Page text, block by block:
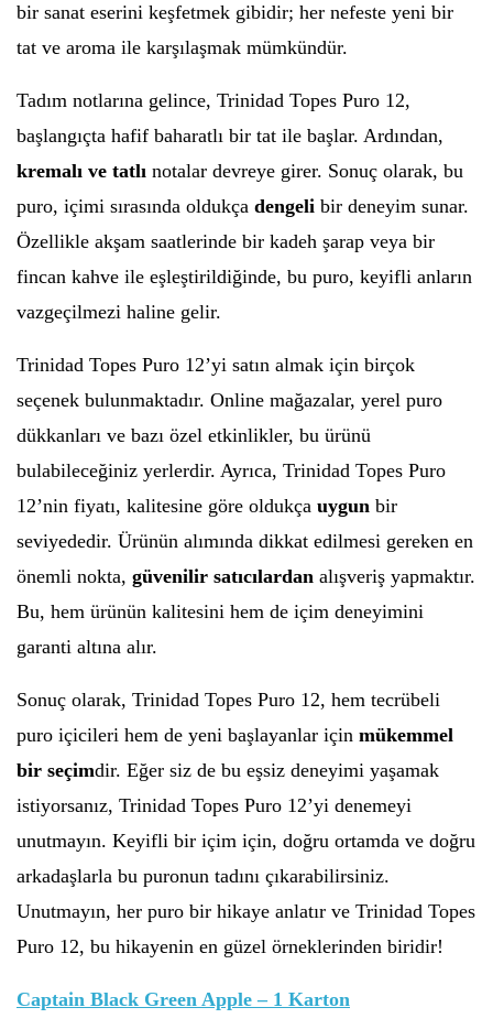
bir sanat eserini keşfetmek gibidir; her nefeste yeni bir
tat ve aroma ile karşılaşmak mümkündür.
Tadım notlarına gelince, Trinidad Topes Puro 12,
başlangıçta hafif baharatlı bir tat ile başlar. Ardından,
kremalı ve tatlı notalar devreye girer. Sonuç olarak, bu
puro, içimi sırasında oldukça dengeli bir deneyim sunar.
Özellikle akşam saatlerinde bir kadeh şarap veya bir
fincan kahve ile eşleştirildiğinde, bu puro, keyifli anların
vazgeçilmezi haline gelir.
Trinidad Topes Puro 12’yi satın almak için birçok
seçenek bulunmaktadır. Online mağazalar, yerel puro
dükkanları ve bazı özel etkinlikler, bu ürünü
bulabileceğiniz yerlerdir. Ayrıca, Trinidad Topes Puro
12’nin fiyatı, kalitesine göre oldukça uygun bir
seviyededir. Ürünün alımında dikkat edilmesi gereken en
önemli nokta, güvenilir satıcılardan alışveriş yapmaktır.
Bu, hem ürünün kalitesini hem de içim deneyimini
garanti altına alır.
Sonuç olarak, Trinidad Topes Puro 12, hem tecrübeli
puro içicileri hem de yeni başlayanlar için mükemmel
bir seçimdir. Eğer siz de bu eşsiz deneyimi yaşamak
istiyorsanız, Trinidad Topes Puro 12’yi denemeyi
unutmayın. Keyifli bir içim için, doğru ortamda ve doğru
arkadaşlarla bu puronun tadını çıkarabilirsiniz.
Unutmayın, her puro bir hikaye anlatır ve Trinidad Topes
Puro 12, bu hikayenin en güzel örneklerinden biridir!
Captain Black Green Apple – 1 Karton